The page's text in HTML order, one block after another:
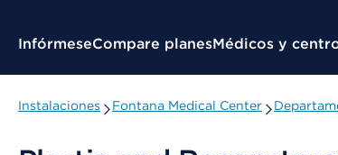
Menú contextual
InfórmeseCompare planesMédicos y
Instalaciones Fontana Medical Center